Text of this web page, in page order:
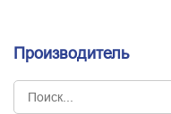
Производитель